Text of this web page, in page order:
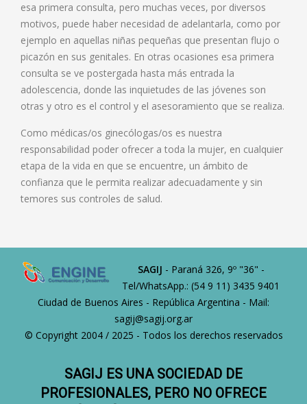
esa primera consulta, pero muchas veces, por diversos
motivos, puede haber necesidad de adelantarla, como por
ejemplo en aquellas niñas pequeñas que presentan flujo o
picazón en sus genitales. En otras ocasiones esa primera
consulta se ve postergada hasta más entrada la
adolescencia, donde las inquietudes de las jóvenes son
otras y otro es el control y el asesoramiento que se realiza.
Como médicas/os ginecólogas/os es nuestra
responsabilidad poder ofrecer a toda la mujer, en cualquier
etapa de la vida en que se encuentre, un ámbito de
confianza que le permita realizar adecuadamente y sin
temores sus controles de salud.
SAGIJ - Paraná 326, 9º "36" -
Tel/WhatsApp.: (54 9 11) 3435 9401
Ciudad de Buenos Aires - República Argentina - Mail:
sagij@sagij.org.ar
© Copyright 2004 / 2025 - Todos los derechos reservados
SAGIJ ES UNA SOCIEDAD DE
PROFESIONALES, PERO NO OFRECE